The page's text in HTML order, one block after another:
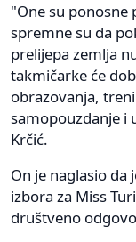
"One su ponosne
spremne su da
prelijepa zemlja
takmičarke će
obrazovanja,
samopouzdanje i
Krčić.
On je naglasio da
izbora za Miss
društveno